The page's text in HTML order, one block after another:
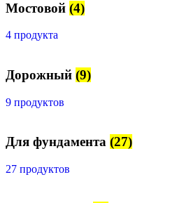
Мостовой (4)
4 продукта
Дорожный (9)
9 продуктов
Для фундамента (27)
27 продуктов